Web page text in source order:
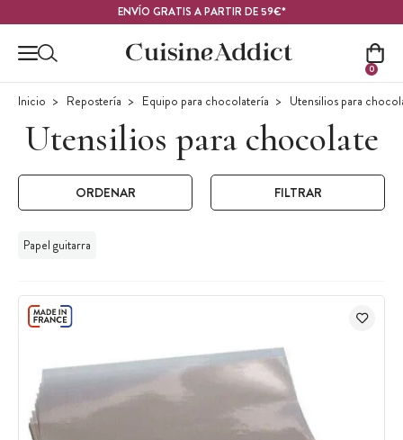
ENVÍO GRATIS A PARTIR DE 59€*
0
Inicio Repostería Equipo para chocolatería Utensilios para
Utensilios para chocolate
ORDENAR FILTRAR
Papel guitarra